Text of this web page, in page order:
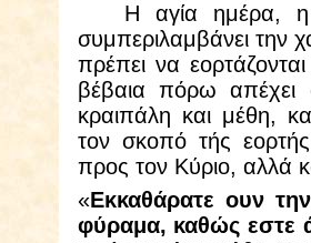
Η αγία ημέρα, η
συμπεριλαμβάνει την
πρέπει να
βέβαια πόρω απέχει
κραιπάλη και μέθη,
τον σκοπό τής
προς τον Κύριο, αλλά
«Εκκαθάρατε ουν
φύραμα, καθώς εστε